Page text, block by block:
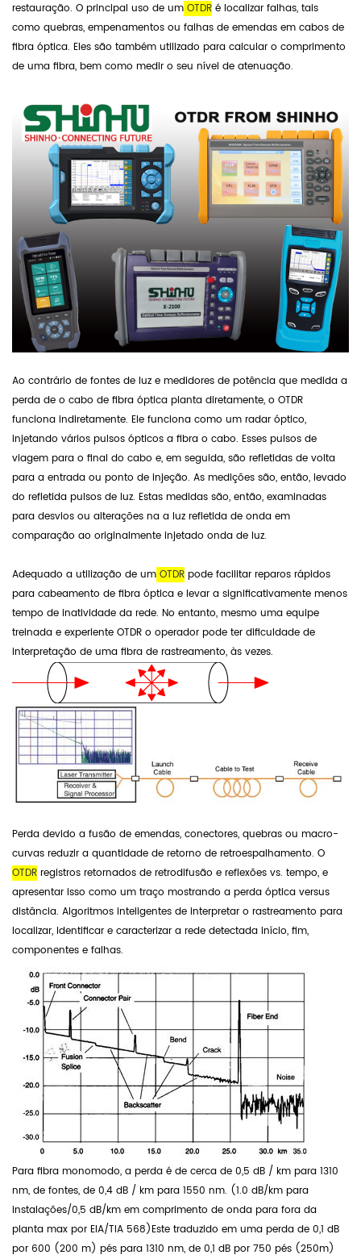
restauração. O principal uso de um OTDR é localizar falhas, tais
como quebras, empenamentos ou falhas de emendas em cabos de
fibra óptica. Eles são também utilizado para calcular o comprimento
de uma fibra, bem como medir o seu nível de atenuação.
Ao contrário de fontes de luz e medidores de potência que medida a
perda de o cabo de fibra óptica planta diretamente, o OTDR
funciona indiretamente. Ele funciona como um radar óptico,
injetando vários pulsos ópticos a fibra o cabo. Esses pulsos de
viagem para o final do cabo e, em seguida, são refletidas de volta
para a entrada ou ponto de injeção. As medições são, então, levado
do refletida pulsos de luz. Estas medidas são, então, examinadas
para desvios ou alterações na a luz refletida de onda em
comparação ao originalmente injetado onda de luz.
Adequado a utilização de um OTDR pode facilitar reparos rápidos
para cabeamento de fibra óptica e levar a significativamente menos
tempo de inatividade da rede. No entanto, mesmo uma equipe
treinada e experiente OTDR o operador pode ter dificuldade de
interpretação de uma fibra de rastreamento, às vezes.
Perda devido a fusão de emendas, conectores, quebras ou macro-
curvas reduzir a quantidade de retorno de retroespalhamento. O
OTDR registros retornados de retrodifusão e reflexões vs. tempo, e
apresentar isso como um traço mostrando a perda óptica versus
distância. Algoritmos inteligentes de interpretar o rastreamento para
localizar, identificar e caracterizar a rede detectada início, fim,
componentes e falhas.
Para fibra monomodo, a perda é de cerca de 0,5 dB / km para 1310
nm, de fontes, de 0,4 dB / km para 1550 nm. (1.0 dB/km para
instalações/0,5 dB/km em comprimento de onda para fora da
planta max por EIA/TIA 568)Este traduzido em uma perda de 0,1 dB
por 600 (200 m) pés para 1310 nm, de 0,1 dB por 750 pés (250m)